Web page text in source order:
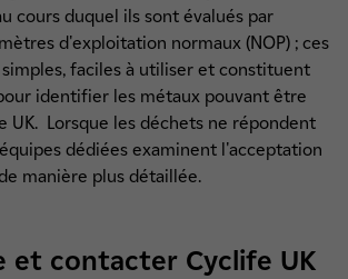
cours duquel ils sont évalués par
d'exploitation normaux (NOP) ; ces
faciles à utiliser et constituent
identifier les métaux pouvant être
UK. Lorsque les déchets ne répondent
équipes dédiées examinent l'acceptation
manière plus détaillée.
et contacter Cyclife UK